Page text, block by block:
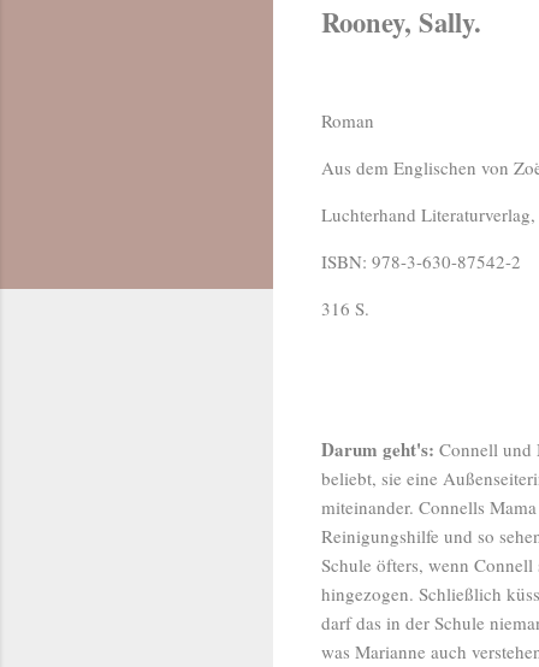
Rooney, Sally.
Roman
Aus dem Englischen von
Luchterhand Literaturverlag,
ISBN: 978-3-630-87542-2
316 S.
Darum geht's: Connell und
beliebt, sie eine
miteinander. Connells
Reinigungshilfe und so
Schule öfters, wenn
hingezogen. Schließlich
darf das in der Schule
was Marianne auch